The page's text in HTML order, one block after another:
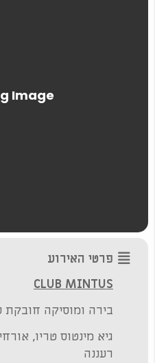
פרטי האירוע
CLUB MINTUS
בירה ומוסיקה חובקת
גיא מינטוס טריו,
רעננה